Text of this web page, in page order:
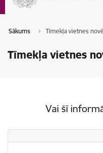
Sākums Tīmekļa vietnes
Tīmekļa vietnes
Vai šī
Vai šī informācija bija